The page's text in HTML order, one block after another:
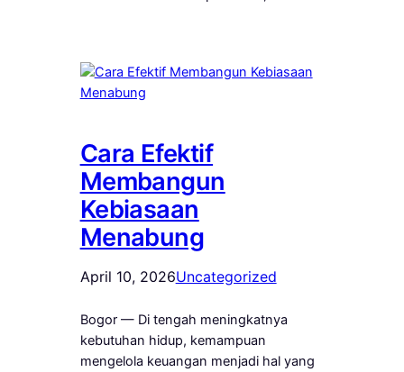
Cara Efektif
Membangun
Kebiasaan
Menabung
April 10, 2026Uncategorized
Bogor — Di tengah meningkatnya
kebutuhan hidup, kemampuan
mengelola keuangan menjadi hal yang